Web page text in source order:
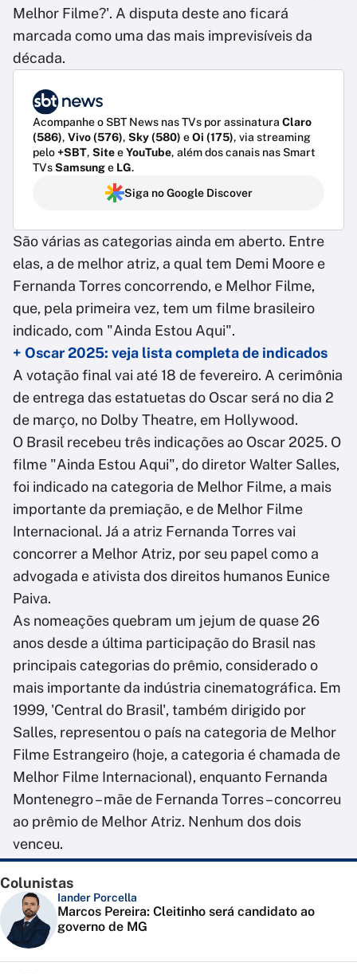
Melhor Filme?'. A disputa deste ano ficará
marcada como uma das mais imprevisíveis da
década.
Acompanhe o SBT News nas TVs por assinatura Claro
(586), Vivo (576), Sky (580) eOi (175), via streaming
pelo+SBT, SiteeYouTube, além dos canais nas Smart
TVsSamsunge LG.
Siga no Google Discover
São várias as categorias ainda em aberto. Entre
elas, a de melhor atriz, a qual tem Demi Moore e
Fernanda Torres concorrendo, e Melhor Filme,
que, pela primeira vez, tem um filme brasileiro
indicado, com "Ainda Estou Aqui".
+ Oscar 2025: veja lista completa de indicados
A votação final vai até 18 de fevereiro. A cerimônia
de entrega das estatuetas do Oscar será no dia 2
de março, no Dolby Theatre, em Hollywood.
O Brasil recebeu três indicações ao Oscar 2025. O
filme "Ainda Estou Aqui", do diretor Walter Salles,
foi indicado na categoria de Melhor Filme, a mais
importante da premiação, e de Melhor Filme
Internacional. Já a atriz Fernanda Torres vai
concorrer a Melhor Atriz, por seu papel como a
advogada e ativista dos direitos humanos Eunice
Paiva.
As nomeações quebram um jejum de quase 26
anos desde a última participação do Brasil nas
principais categorias do prêmio, considerado o
mais importante da indústria cinematográfica. Em
1999, 'Central do Brasil', também dirigido por
Salles, representou o país na categoria de Melhor
Filme Estrangeiro (hoje, a categoria é chamada de
Melhor Filme Internacional), enquanto Fernanda
Montenegro – mãe de Fernanda Torres – concorreu
ao prêmio de Melhor Atriz. Nenhum dos dois
venceu.
Colunistas
Iander Porcella
Marcos Pereira: Cleitinho será candidato ao
governo de MG